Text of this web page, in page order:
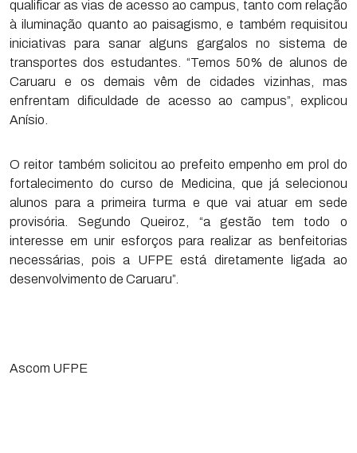
qualificar as vias de acesso ao campus, tanto com relação
à iluminação quanto ao paisagismo, e também requisitou
iniciativas para sanar alguns gargalos no sistema de
transportes dos estudantes. “Temos 50% de alunos de
Caruaru e os demais vêm de cidades vizinhas, mas
enfrentam dificuldade de acesso ao campus”, explicou
Anísio.
O reitor também solicitou ao prefeito empenho em prol do
fortalecimento do curso de Medicina, que já selecionou
alunos para a primeira turma e que vai atuar em sede
provisória. Segundo Queiroz, “a gestão tem todo o
interesse em unir esforços para realizar as benfeitorias
necessárias, pois a UFPE está diretamente ligada ao
desenvolvimento de Caruaru”.
Ascom UFPE